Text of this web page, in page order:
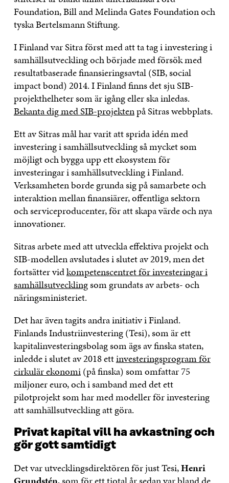
Foundation, Bill and Melinda Gates Foundation och
tyska Bertelsmann Stiftung.
I Finland var Sitra först med att ta tag i investering i
samhällsutveckling och började med försök med
resultatbaserade finansieringsavtal (SIB, social
impact bond) 2014. I Finland finns det sju SIB-
projekthelheter som är igång eller ska inledas.
Bekanta dig med SIB-projektenpå Sitras webbplats.
Ett av Sitras mål har varit att sprida idén med
investering i samhällsutveckling så mycket som
möjligt och bygga upp ett ekosystem för
investeringar i samhällsutveckling i Finland.
Verksamheten borde grunda sig på samarbete och
interaktion mellan finansiärer, offentliga sektorn
och serviceproducenter, för att skapa värde och nya
innovationer.
Sitras arbete med att utveckla effektiva projekt och
SIB-modellen avslutades i slutet av 2019, men det
fortsätter vidkompetenscentret för investeringar i
samhällsutvecklingsom grundats av arbets- och
näringsministeriet.
Det har även tagits andra initiativ i Finland.
Finlands Industriinvestering (Tesi), som är ett
kapitalinvesteringsbolag som ägs av finska staten,
inledde i slutet av 2018 ettinvesteringsprogram för
cirkulär ekonomi(på finska) som omfattar 75
miljoner euro, och i samband med det ett
pilotprojekt som har med modeller för investering
att samhällsutveckling att göra.
Privat kapital vill ha avkastning och
gör gott samtidigt
Det var utvecklingsdirektören för just Tesi,Henri